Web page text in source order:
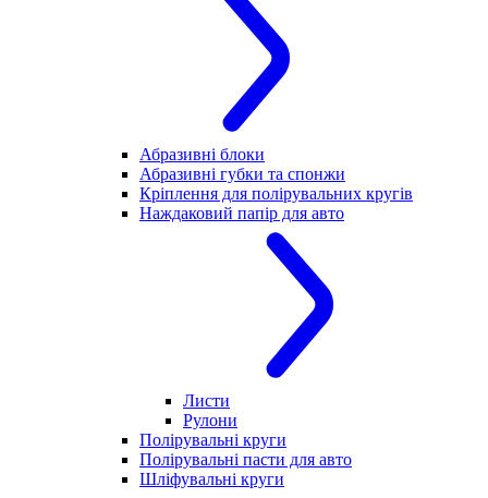
Абразивні блоки
Абразивні губки та спонжи
Кріплення для полірувальних кругів
Наждаковий папір для авто
Листи
Рулони
Полірувальні круги
Полірувальні пасти для авто
Шліфувальні круги